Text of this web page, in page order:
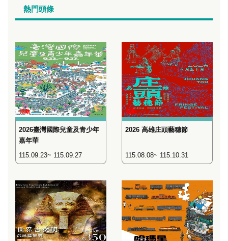
熱門頭條
活動
2026臺灣國際兒童及青少年
嘉年華
115.09.23~ 115.09.27
活動
2026 高雄庄頭藝穗節
115.08.08~ 115.10.31